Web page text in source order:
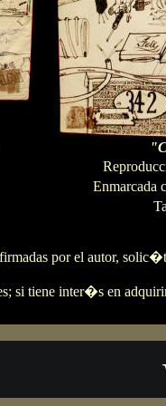
Enmarcada
por el autor,
si tiene inter�s en